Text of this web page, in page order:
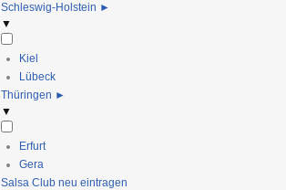
Schleswig-Holstein ►
▼
Kiel
Lübeck
Thüringen ►
▼
Erfurt
Gera
Salsa Club neu eintragen